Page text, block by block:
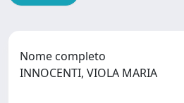
Nome completo
INNOCENTI, VIOLA MARIA